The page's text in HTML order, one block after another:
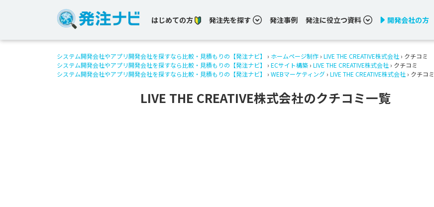
はじめての方 発注先を探す 発注事例 発注に役立つ資料 開発会社の方
システム開発会社やアプリ開発会社を探すなら比較・見積もりの【発注ナビ】 › ホームページ制作 › LIVE THE CREATIVE株式会社 › クチコミ
システム開発会社やアプリ開発会社を探すなら比較・見積もりの【発注ナビ】
› ECサイト構築 › LIVE THE CREATIVE株式会社 › クチコミ
システム開発会社やアプリ開発会社を探すなら比較・見積もりの【発注ナビ】
› WEBマーケティング › LIVE THE CREATIVE株式会社 › クチコミ
LIVE THE CREATIVE株式会社のクチコミ一覧